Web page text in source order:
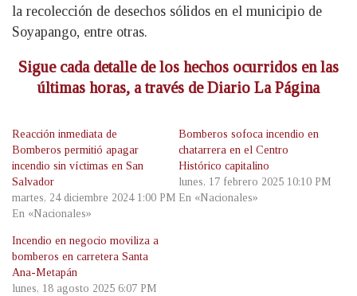
la recolección de desechos sólidos en el municipio de
Soyapango, entre otras.
Sigue cada detalle de los hechos ocurridos en las
últimas horas, a través de Diario La Página
Reacción inmediata de
Bomberos permitió apagar
incendio sin víctimas en San
Salvador
martes, 24 diciembre 2024 1:00 PM
En «Nacionales»
Bomberos sofoca incendio en
chatarrera en el Centro
Histórico capitalino
lunes, 17 febrero 2025 10:10 PM
En «Nacionales»
Incendio en negocio moviliza a
bomberos en carretera Santa
Ana-Metapán
lunes, 18 agosto 2025 6:07 PM